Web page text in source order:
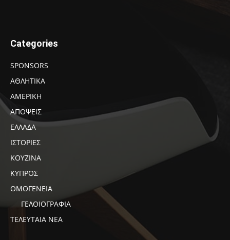
Categories
SPONSORS
ΑΘΛΗΤΙΚΑ
ΑΜΕΡΙΚΗ
ΑΠΟΨΕΙΣ
ΕΛΛΑΔΑ
ΙΣΤΟΡΙΕΣ
ΚΟΥΖΙΝΑ
ΚΥΠΡΟΣ
ΟΜΟΓΕΝΕΙΑ
ΓΕΛΟΙΟΓΡΑΦΙΑ
ΤΕΛΕΥΤΑΙΑ ΝΕΑ